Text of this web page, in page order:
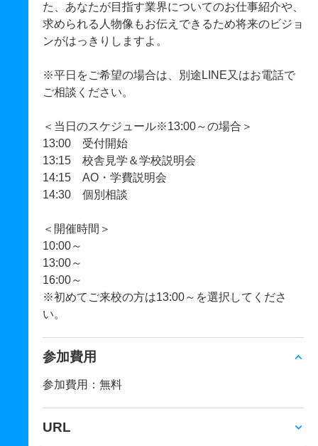
た、あなたが目指す業界についてのお仕事紹介や、
求められる人物像もお伝えできるため将来のビジョ
ンがはっきりしますよ。
※平日をご希望の場合は、別途LINE又はお電話で
ご相談ください。
＜当日のスケジュール※13:00～の場合＞
13:00 受付開始
13:15 校舎見学＆学校説明会
14:15 AO・学費説明会
14:30 個別相談
＜開催時間＞
10:00～
13:00～
16:00～
※初めてご来校の方は13:00～を選択してくださ
い。
参加費用
参加費用：無料
URL